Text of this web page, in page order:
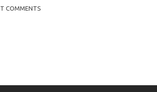
COMMENTS